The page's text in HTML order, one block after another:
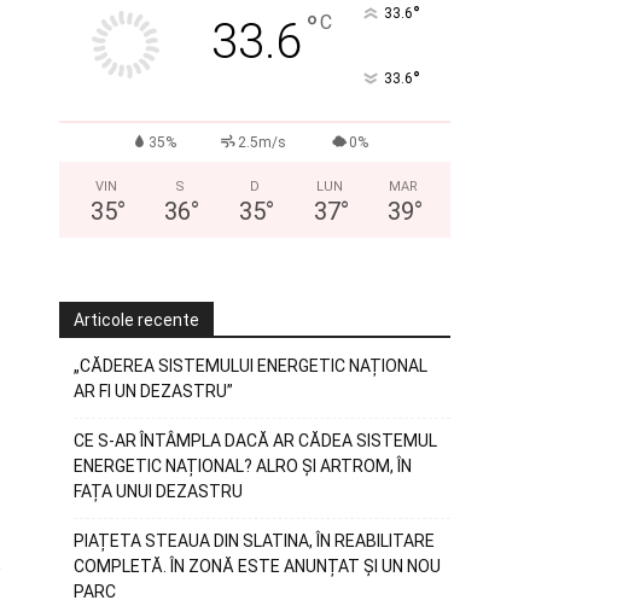
33.6°C 33.6°
33.6°
35% 2.5m/s 0%
VIN
35°
S
36°
D
35°
LUN
37°
MAR
39°
Articole recente
„CĂDEREA SISTEMULUI ENERGETIC NAȚIONAL
AR FI UN DEZASTRU”
CE S-AR ÎNTÂMPLA DACĂ AR CĂDEA SISTEMUL
ENERGETIC NAȚIONAL? ALRO ȘI ARTROM, ÎN
FAȚA UNUI DEZASTRU
PIAȚETA STEAUA DIN SLATINA, ÎN REABILITARE
COMPLETĂ. ÎN ZONĂ ESTE ANUNȚAT ȘI UN NOU
PARC